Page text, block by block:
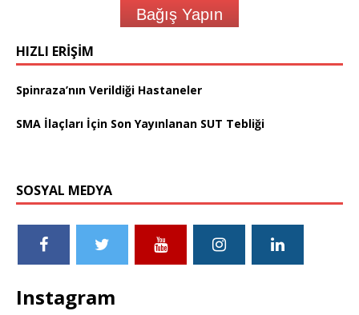
Bağış Yapın
HIZLI ERIŞIM
Spinraza’nın Verildiği Hastaneler
SMA İlaçları İçin Son Yayınlanan SUT Tebliği
SOSYAL MEDYA
Instagram